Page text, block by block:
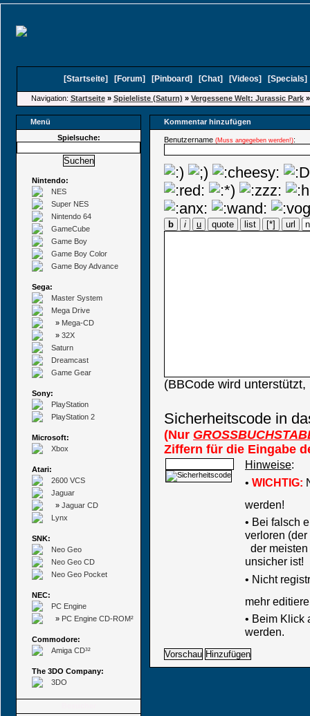
[Startseite] [Forum] [Pinboard] [Chat] [Videos] [Specials
Navigation: Startseite» Spieleliste (Saturn) » Vergessene Welt: Jurassic Park
Menü
Kommentar hinzufügen
Spielsuche:
Nintendo:
NES
Super NES
Nintendo 64
GameCube
Game Boy
Game Boy Color
Game Boy Advance
Sega:
Master System
Mega Drive
» Mega-CD
» 32X
Saturn
Dreamcast
Game Gear
Sony:
PlayStation
PlayStation 2
Microsoft:
Xbox
Atari:
2600 VCS
Jaguar
» Jaguar CD
Lynx
SNK:
Neo Geo
Neo Geo CD
Neo Geo Pocket
NEC:
PC Engine
» PC Engine CD-ROM²
Commodore:
Amiga CD³²
The 3DO Company:
3DO
Benutzername (Muss angegeben werden!):
b i u quote list [*] url
(BBCode wird
Sicherheitscode in
(Nur
Ziffern für die Eingabe
Hinweise:
• WICHTIG:
werden!
• Bei falsch
verloren
der
unsicher ist!
• Nicht
mehr
• Beim Klick
werden.